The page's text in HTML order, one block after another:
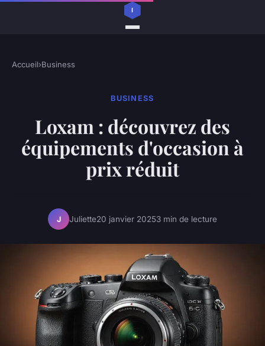
Accueil›Business
BUSINESS
Loxam : découvrez des
équipements d'occasion à
prix réduit
J Juliette20 janvier 20253 min de lecture